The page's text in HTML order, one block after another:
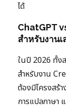
ได้
ChatGPT
สำหรับงานเ
ในปี 2026 ทั้ง
สำหรับงาน
ต้องมีโครงสร้
การแปลภาษา